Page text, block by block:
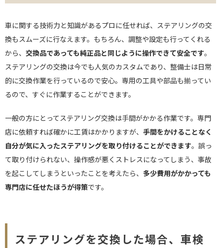
車に関する技術力と知識があるプロに任せれば、ステアリングの交
換もスムーズに行なえます。もちろん、調整や設定も行ってくれる
から、 交換品であっても純正品と同じように操作できて安全です。
ステアリングの交換は今でも人気のカスタムであり、整備士は日常
的に交換作業を行っているので安心。専用の工具や部品も揃ってい
るので、すぐに作業することができます。
一般の方にとってステアリング交換は手間がかかる作業です。専門
店に依頼すれば確かに工賃はかかりますが、 手間をかけることなく
自分が気に入ったステアリングを取り付けることができます。誤っ
て取り付けられない、操作感が悪くストレスになってしまう、事故
を起こしてしまうといったことを考えたら、 多少費用がかかっても
専門店に任せたほうが得策です。
ステアリングを交換した場合、車検